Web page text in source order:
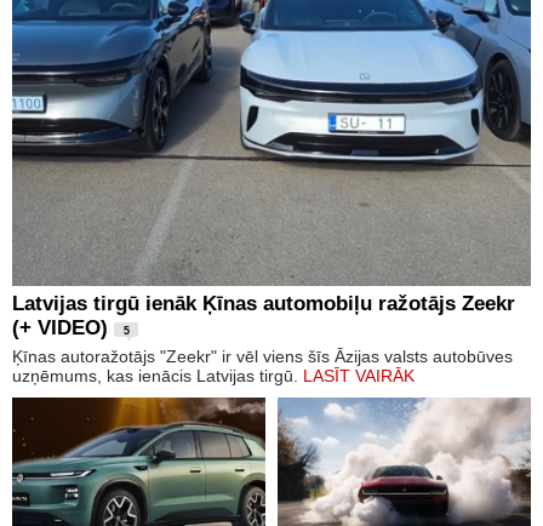
Latvijas tirgū ienāk Ķīnas automobiļu ražotājs Zeekr
(+ VIDEO)
5
Ķīnas autoražotājs "Zeekr" ir vēl viens šīs Āzijas valsts autobūves
uzņēmums, kas ienācis Latvijas tirgū. LASĪT VAIRĀK